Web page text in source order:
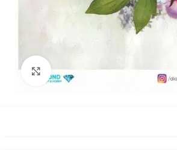
Büyütmek için tıklayın